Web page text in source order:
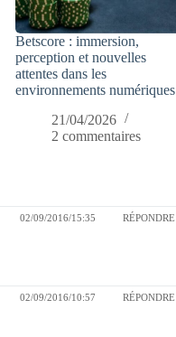
Betscore : immersion,
perception et nouvelles
attentes dans les
environnements numériques
21/04/2026
2 commentaires
02/09/2016/15:35 RÉPONDRE
02/09/2016/10:57 RÉPONDRE